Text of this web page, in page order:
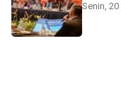
Senin,